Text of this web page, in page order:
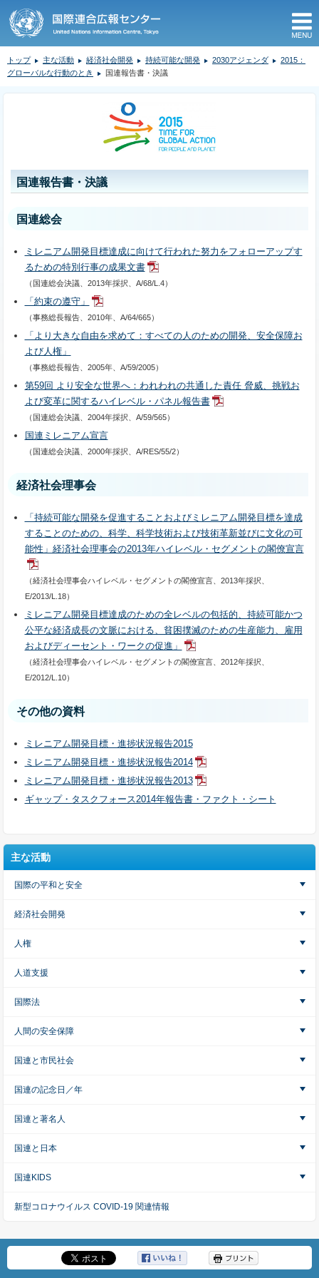
トップ 主な活動 経済社会開発 持続可能な開発 2030アジェンダ
2015：
グローバルな行動のとき
国連報告書・決議
国連報告書・決議
国連総会
ミレニアム開発目標達成に向けて行われた努力をフォローアップす
るための特別行事の成果文書
（国連総会決議、2013年採択、A/68/L.4）
「約束の遵守」
（事務総長報告、2010年、A/64/665）
「より大きな自由を求めて：すべての人のための開発、安全保障お
よび人権」
（事務総長報告、2005年、A/59/2005）
第59回 より安全な世界へ：われわれの共通した責任 脅威、挑戦お
よび変革に関するハイレベル・パネル報告書
（国連総会決議、2004年採択、A/59/565）
国連ミレニアム宣言
（国連総会決議、2000年採択、A/RES/55/2）
経済社会理事会
「持続可能な開発を促進することおよびミレニアム開発目標を達成
することのための、科学、科学技術および技術革新並びに文化の可
能性」経済社会理事会の2013年ハイレベル・セグメントの閣僚宣言
（経済社会理事会ハイレベル・セグメントの閣僚宣言、2013年採択、
E/2013/L.18）
ミレニアム開発目標達成のための全レベルの包括的、持続可能かつ
公平な経済成長の文脈における、貧困撲滅のための生産能力、雇用
およびディーセント・ワークの促進」
（経済社会理事会ハイレベル・セグメントの閣僚宣言、2012年採択、
E/2012/L.10）
その他の資料
ミレニアム開発目標・進捗状況報告2015
ミレニアム開発目標・進捗状況報告2014
ミレニアム開発目標・進捗状況報告2013
ギャップ・タスクフォース2014年報告書・ファクト・シート
主な活動
国際の平和と安全
経済社会開発
人権
人道支援
国際法
人間の安全保障
国連と市民社会
国連の記念日／年
国連と著名人
国連と日本
国連KIDS
新型コロナウイルス COVID-19 関連情報